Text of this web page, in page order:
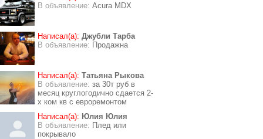
В объявление: Acura MDX
Написал(а): Джубли Тарба
В объявление: Продажна
Написал(а): Татьяна Рыкова
В объявление: за 30т руб в
месяц круглогодично сдается 2-
х ком кв с евроремонтом
Написал(а): Юлия Юлия
В объявление: Плед или
покрывало